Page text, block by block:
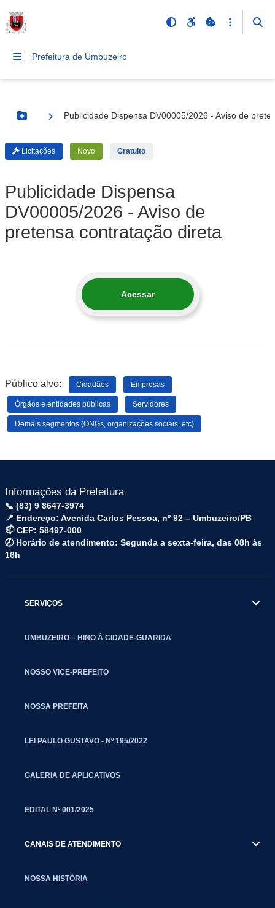
Prefeitura de Umbuzeiro
Botão Menu
Publicidade Dispensa DV00005/2026 - Aviso de
Licitações Novo Gratuito
Publicidade Dispensa
DV00005/2026 - Aviso de
pretensa contratação direta
Acessar
Público alvo: Cidadãos Empresas
Órgãos e entidades públicas Servidores
Demais segmentos (ONGs, organizações sociais, etc)
Informações da Prefeitura
📞 (83) 9 8647-3974
📍 Endereço: Avenida Carlos Pessoa, nº 92 – Umbuzeiro/PB
📫 CEP: 58497-000
🕗 Horário de atendimento: Segunda a sexta-feira, das 08h às
16h
SERVIÇOS
UMBUZEIRO – HINO À CIDADE-GUARIDA
NOSSO VICE-PREFEITO
NOSSA PREFEITA
LEI PAULO GUSTAVO - Nº 195/2022
GALERIA DE APLICATIVOS
EDITAL Nº 001/2025
CANAIS DE ATENDIMENTO
NOSSA HISTÓRIA